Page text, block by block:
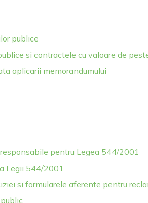
publice
si contractele cu valoare de
aplicarii memorandumului
pentru Legea 544/2001
Legii 544/2001
si formularele aferente pentru